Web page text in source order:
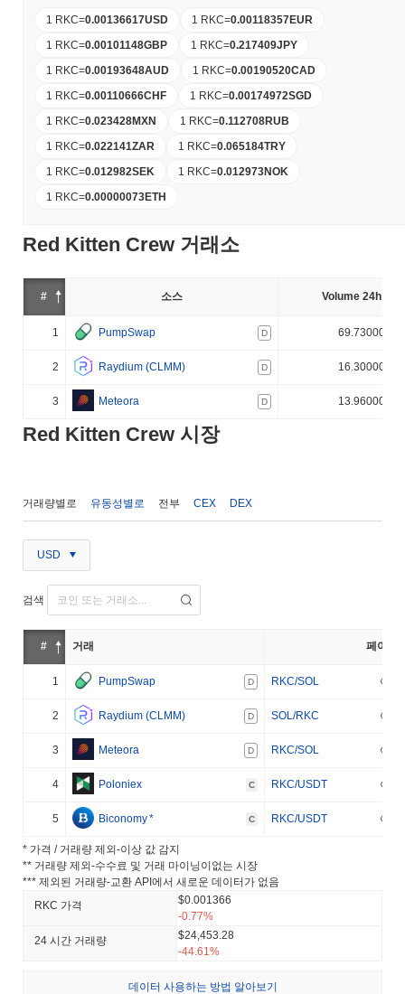
1 RKC=0.00136617USD 1 RKC=0.00118357EUR
1 RKC=0.00101148GBP 1 RKC=0.217409JPY
1 RKC=0.00193648AUD 1 RKC=0.00190520CAD
1 RKC=0.00110666CHF 1 RKC=0.00174972SGD
1 RKC=0.023428MXN 1 RKC=0.112708RUB
1 RKC=0.022141ZAR 1 RKC=0.065184TRY
1 RKC=0.012982SEK 1 RKC=0.012973NOK
1 RKC=0.00000073ETH
Red Kitten Crew 거래소
# 소스 Volume 24h (%)
1 PumpSwap D 69.730000%
2 Raydium (CLMM) D 16.300000%
3 Meteora D 13.960000%
Red Kitten Crew 시장
거래량별로 유동성별로 전부 CEX DEX
USD
검색
# 거래 페어
1 PumpSwap D RKC/SOL
2 Raydium (CLMM) D SOL/RKC
3 Meteora D RKC/SOL
4 Poloniex C RKC/USDT
5 Biconomy* C RKC/USDT
* 가격 / 거래량 제외-이상 값 감지
** 거래량 제외-수수료 및 거래 마이닝이없는 시장
*** 제외된 거래량-교환 API에서 새로운 데이터가 없음
RKC 가격
$0.001366
-0.77%
24 시간 거래량
$24,453.28
-44.61%
데이터 사용하는 방법 알아보기